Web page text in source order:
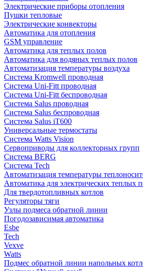
Электрические приборы отопления
Пушки тепловые
Электрические конвекторы
Автоматика для отопления
GSM управление
Автоматика для теплых полов
Автоматика для водяных теплых полов
Автоматизация температуры воздуха
Система Kromwell проводная
Система Uni-Fitt проводная
Система Uni-Fitt беспроводная
Система Salus проводная
Система Salus беспроводная
Система Salus iT600
Универсальные термостаты
Система Watts Vision
Сервоприводы для коллекторных групп
Система BERG
Система Tech
Автоматизация температуры
Автоматика для электрических теплых
Для твердотопливных котлов
Регуляторы тяги
Узлы подмеса обратной линии
Погодозависимая автоматика
Esbe
Tech
Vexve
Watts
Подмес обратной линии напольных